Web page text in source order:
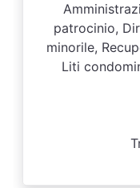
patrocinio,
minorile,
Liti